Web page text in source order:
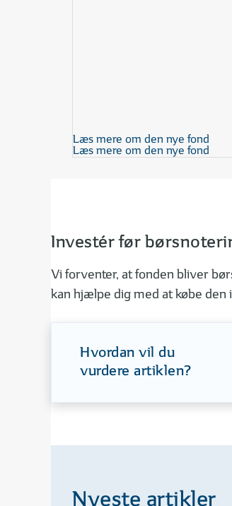
Læs mere om den nye fond
Læs mere om den nye fond
Investér før
Vi forventer, at fonden bliver
kan hjælpe dig med at købe
Hvordan vil du
vurdere artiklen?